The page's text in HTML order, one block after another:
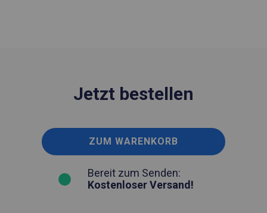
Jetzt bestellen
ZUM WARENKORB
Bereit zum Senden:
Kostenloser Versand!